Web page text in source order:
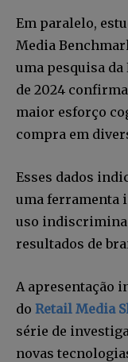
nossa
Seja um assinante
tenha acesso a
Li e aceito a
12,345
Fãs
Em paralelo,
Media
uma pesquisa
de 2024
maior esforço
compra em
Esses dados
uma ferramenta
uso
resultados de
A apresentação
do Retail Media
série de
novas